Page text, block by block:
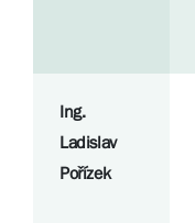
Ing.
Ladislav
Pořízek